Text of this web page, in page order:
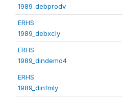
1989_debprodv
ERHS
1989_debxcly
ERHS
1989_dindemo4
ERHS
1989_dinfmly